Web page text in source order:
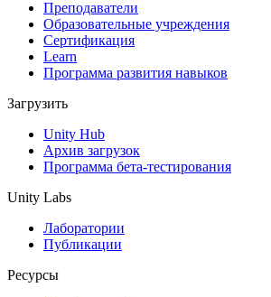
XR-игры
Запускайте XR-игры на разных
Упрощенное создание
Преподаватели
Образовательные учреждения
Сертификация
Learn
Программа развития навыков
Загрузить
Unity Hub
Архив загрузок
Программа бета-тестирования
Unity Labs
Лаборатории
Публикации
Ресурсы